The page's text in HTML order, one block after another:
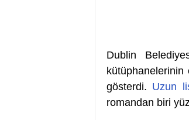
Dublin
gösterdi. Uzun
romandan biri